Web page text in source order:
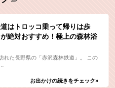
はトロッコ乗って帰りは歩
絶対おすすめ！極上の森林浴
れた長野県の「赤沢森林鉄道」。 この
お出かけの続きをチェック»